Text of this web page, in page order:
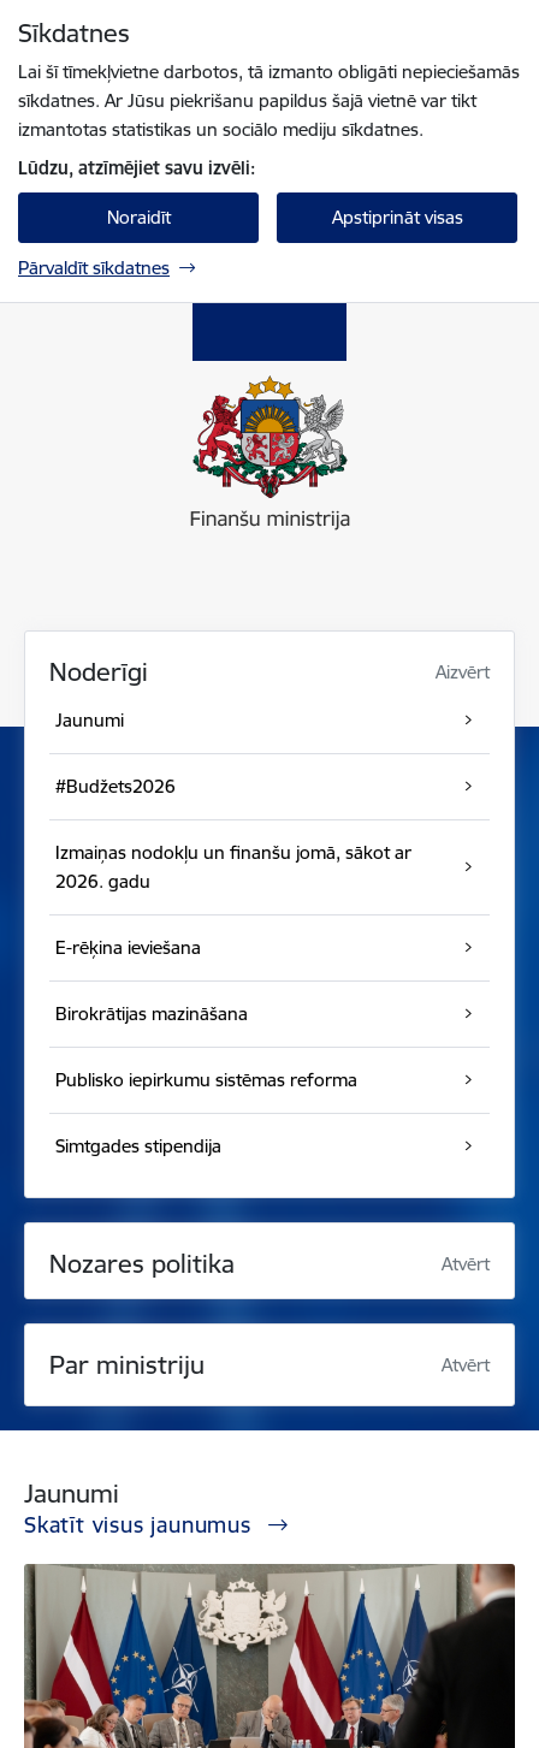
Sīkdatnes
Lai šī tīmekļvietne darbotos, tā izmanto obligāti nepieciešamās
sīkdatnes. Ar Jūsu piekrišanu papildus šajā vietnē var tikt
izmantotas statistikas un sociālo mediju sīkdatnes.
Lūdzu, atzīmējiet savu izvēli:
Noraidīt Apstiprināt visas
Pārvaldīt sīkdatnes
Noderīgi Aizvērt
Jaunumi
#Budžets2026
Izmaiņas nodokļu un finanšu jomā, sākot ar
2026. gadu
E-rēķina ieviešana
Birokrātijas mazināšana
Publisko iepirkumu sistēmas reforma
Simtgades stipendija
Nozares politika Atvērt
Par ministriju Atvērt
Jaunumi
Skatīt visus jaunumus